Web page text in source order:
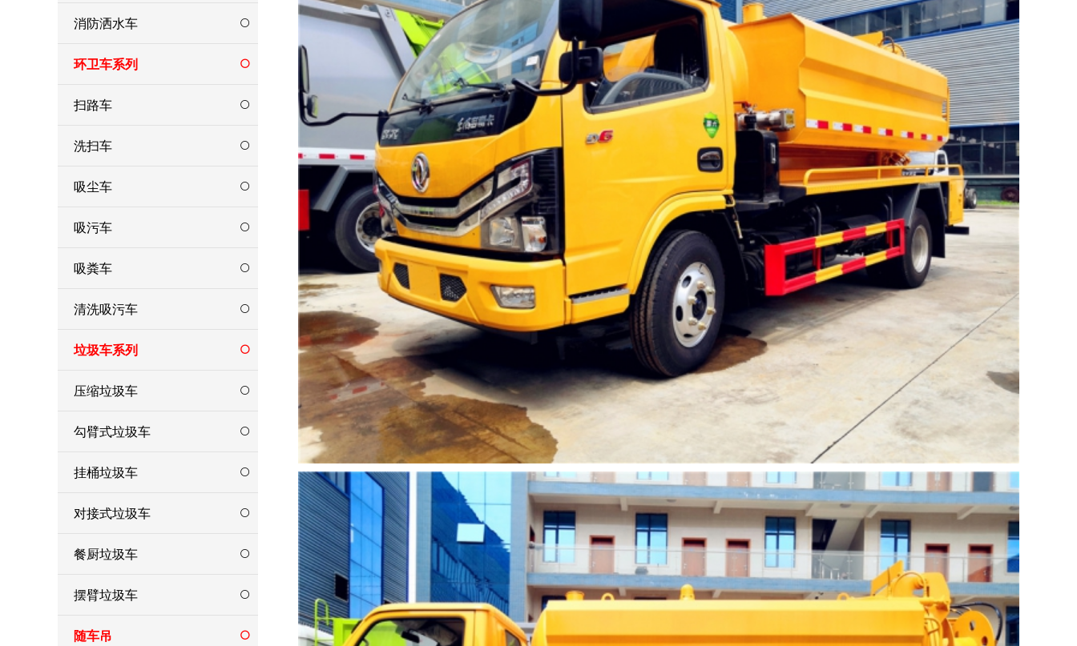
消防洒水车
环卫车系列
扫路车
洗扫车
吸尘车
吸污车
吸粪车
清洗吸污车
垃圾车系列
压缩垃圾车
勾臂式垃圾车
挂桶垃圾车
对接式垃圾车
餐厨垃圾车
摆臂垃圾车
随车吊